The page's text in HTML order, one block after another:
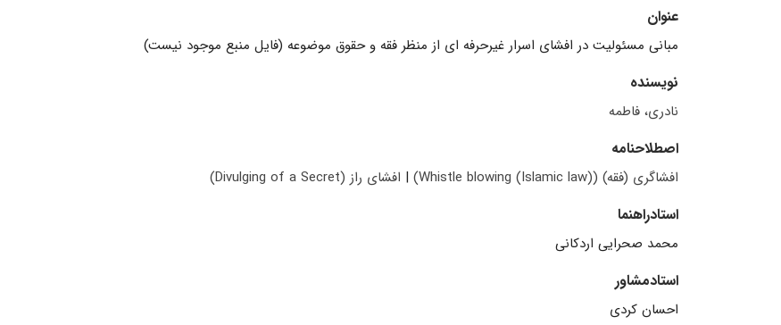
عنوان
مبانی مسئولیت در افشای اسرار غیرحرفه‌ ای از منظر فقه و حقوق موضوعه (فایل منبع موجود نیست)
نویسنده
نادری، فاطمه
اصطلاحنامه
افشاگری (فقه)‬‏‏‏‬ (‭(Whistle blowing (Islamic law)‬ | افشای راز (Divulging of a Secret)
استادراهنما
محمد صحرایی اردکانی
استادمشاور
احسان کردی